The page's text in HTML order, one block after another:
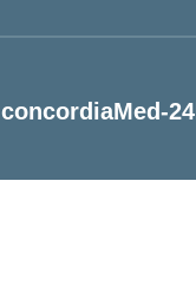
concordiaMed-